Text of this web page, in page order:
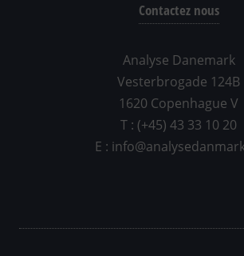
Contactez nous
Analyse Danemark
Vesterbrogade 124B
1620 Copenhague V
T : (+45) 43 33 10 20
E :